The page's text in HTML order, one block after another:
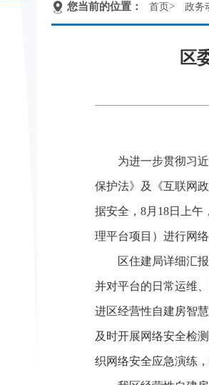
您当前的位置： 首页> 政务
区
为进一步贯彻习
保护法》及《互联网
据安全，8月18日上午
理平台项目）进行网
区住建局详细汇
并对平台的日常运维
进区经营性自建房智
及时开展网络安全检
织网络安全应急演练